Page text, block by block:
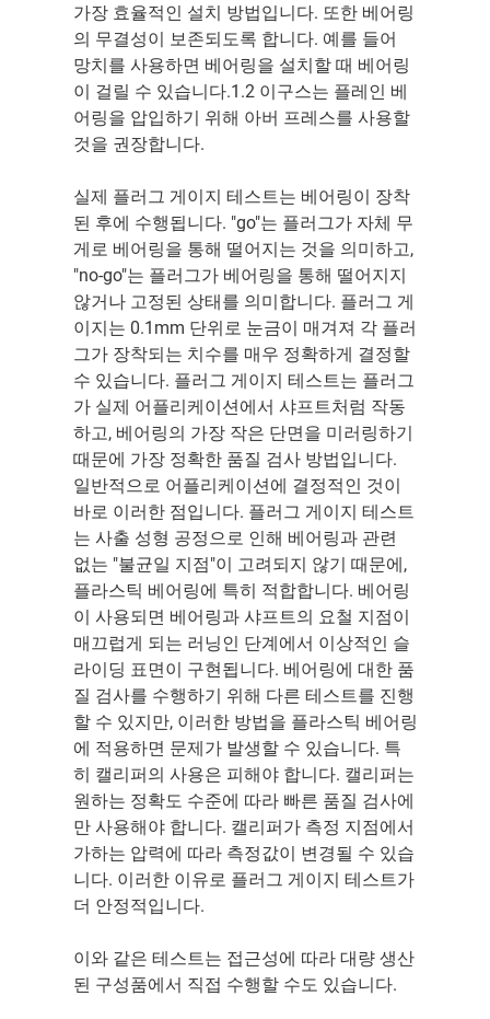
가장 효율적인 설치 방법입니다. 또한 베어링
의 무결성이 보존되도록 합니다. 예를 들어
망치를 사용하면 베어링을 설치할 때 베어링
이 걸릴 수 있습니다.1.2 이구스는 플레인 베
어링을 압입하기 위해 아버 프레스를 사용할
것을 권장합니다.
실제 플러그 게이지 테스트는 베어링이 장착
된 후에 수행됩니다. "go"는 플러그가 자체 무
게로 베어링을 통해 떨어지는 것을 의미하고,
"no-go"는 플러그가 베어링을 통해 떨어지지
않거나 고정된 상태를 의미합니다. 플러그 게
이지는 0.1mm 단위로 눈금이 매겨져 각 플러
그가 장착되는 치수를 매우 정확하게 결정할
수 있습니다. 플러그 게이지 테스트는 플러그
가 실제 어플리케이션에서 샤프트처럼 작동
하고, 베어링의 가장 작은 단면을 미러링하기
때문에 가장 정확한 품질 검사 방법입니다.
일반적으로 어플리케이션에 결정적인 것이
바로 이러한 점입니다. 플러그 게이지 테스트
는 사출 성형 공정으로 인해 베어링과 관련
없는 "불균일 지점"이 고려되지 않기 때문에,
플라스틱 베어링에 특히 적합합니다. 베어링
이 사용되면 베어링과 샤프트의 요철 지점이
매끄럽게 되는 러닝인 단계에서 이상적인 슬
라이딩 표면이 구현됩니다. 베어링에 대한 품
질 검사를 수행하기 위해 다른 테스트를 진행
할 수 있지만, 이러한 방법을 플라스틱 베어링
에 적용하면 문제가 발생할 수 있습니다. 특
히 캘리퍼의 사용은 피해야 합니다. 캘리퍼는
원하는 정확도 수준에 따라 빠른 품질 검사에
만 사용해야 합니다. 캘리퍼가 측정 지점에서
가하는 압력에 따라 측정값이 변경될 수 있습
니다. 이러한 이유로 플러그 게이지 테스트가
더 안정적입니다.
이와 같은 테스트는 접근성에 따라 대량 생산
된 구성품에서 직접 수행할 수도 있습니다.